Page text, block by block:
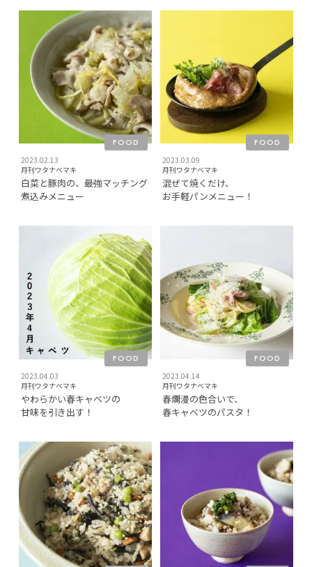
2023.02.13
FOOD
月刊ワタナベマキ
白菜と豚肉の、最強マッチング
煮込みメニュー
2023.03.09
FOOD
月刊ワタナベマキ
混ぜて焼くだけ、
お手軽パンメニュー！
2023.04.03
FOOD
月刊ワタナベマキ
やわらかい春キャベツの
甘味を引き出す！
2023.04.14
FOOD
月刊ワタナベマキ
春爛漫の色合いで、
春キャベツのパスタ！